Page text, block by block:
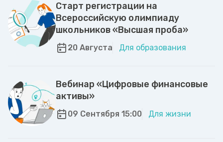
Старт регистрации на
Всероссийскую олимпиаду
школьников «Высшая проба»
20 Августа Для образования
Вебинар «Цифровые финансовые
активы»
09 Сентября 15:00 Для жизни